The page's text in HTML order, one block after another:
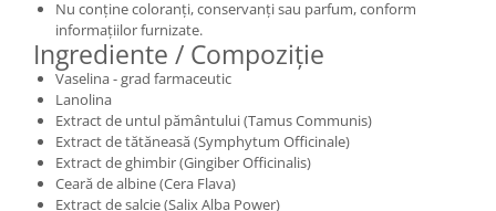
Nu conține coloranți, conservanți sau parfum, conform
informațiilor furnizate.
Ingrediente / Compoziție
Vaselina - grad farmaceutic
Lanolina
Extract de untul pământului (Tamus Communis)
Extract de tătăneasă (Symphytum Officinale)
Extract de ghimbir (Gingiber Officinalis)
Ceară de albine (Cera Flava)
Extract de salcie (Salix Alba Power)